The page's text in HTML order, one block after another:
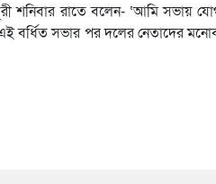
শনিবার রাতে বলেন- ‘আমি সভায়
এই বর্ধিত সভার পর দলের নেতাদের